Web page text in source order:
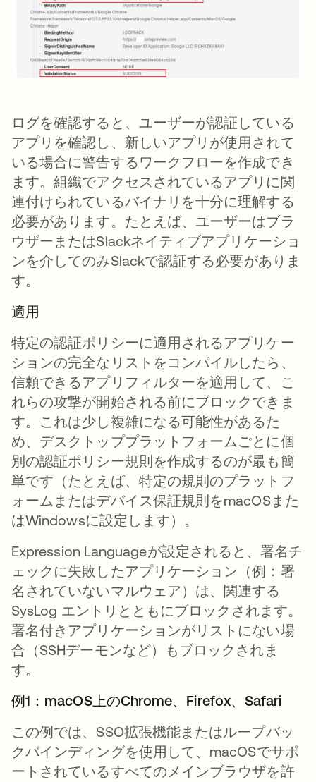
ログを確認すると、ユーザーが認証している
アプリを確認し、新しいアプリが使用されて
いる場合に警告するワークフローを作成でき
ます。組織でアクセスされているアプリに関
連付けられているバイナリを十分に理解する
必要があります。たとえば、ユーザーはブラ
ウザーまたはSlackネイティブアプリケーショ
ンを介してのみSlackで認証する必要がありま
す。
適用
特定の認証ポリシーに適用されるアプリケー
ションの完全なリストをコンパイルしたら、
信頼できるアプリフィルターを適用して、こ
れらの攻撃が開始される前にブロックできま
す。これは少し複雑になる可能性があるた
め、デスクトッププラットフォームごとに個
別の認証ポリシー規則を作成するのが最も簡
単です（たとえば、特定の規則のプラットフ
ォームまたはデバイス保証規則をmacOSまた
はWindowsに設定します）。
Expression Languageが設定されると、署名チ
ェックに失敗したアプリケーション（例：署
名されていないマルウェア）は、関連する
SysLog エントリとともにブロックされます。
署名付きアプリケーションがリストにない場
合（SSHデーモンなど）もブロックされま
す。
例1：macOS上のChrome、Firefox、Safari
この例では、SSO拡張機能またはループバッ
クバインディングを使用して、macOSでサポ
ートされているすべてのメインブラウザを許